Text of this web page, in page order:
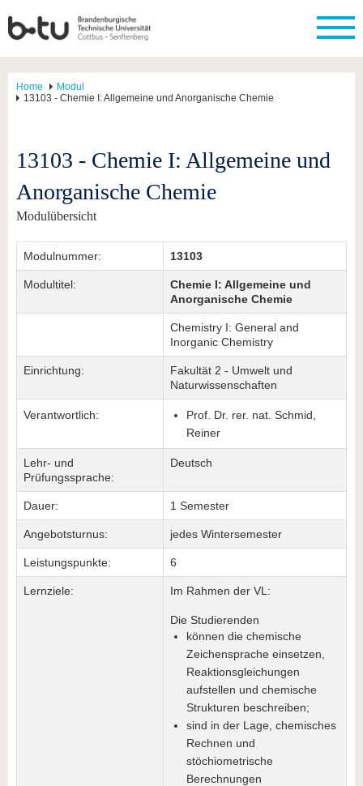
Home
Modul
13103 - Chemie I: Allgemeine und Anorganische Chemie
13103 - Chemie I: Allgemeine und
Anorganische Chemie
Modulübersicht
Modulnummer: 13103
Modultitel:
Chemie I: Allgemeine und
Anorganische Chemie
Chemistry I: General and
Inorganic Chemistry
Einrichtung:
Fakultät 2 - Umwelt und
Naturwissenschaften
Verantwortlich:
Prof. Dr. rer. nat. Schmid,
Reiner
Lehr- und
Prüfungssprache:
Deutsch
Dauer: 1 Semester
Angebotsturnus: jedes Wintersemester
Leistungspunkte: 6
Lernziele: Im Rahmen der VL:
Die Studierenden
können die chemische
Zeichensprache einsetzen,
Reaktionsgleichungen
aufstellen und chemische
Strukturen beschreiben;
sind in der Lage, chemisches
Rechnen und
stöchiometrische
Berechnungen